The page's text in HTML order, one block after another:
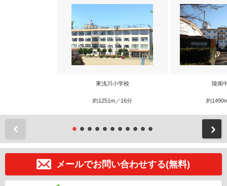
東浅川小学校
約1251m／16分
陵南
約
メールでお問い合わせする(無料)